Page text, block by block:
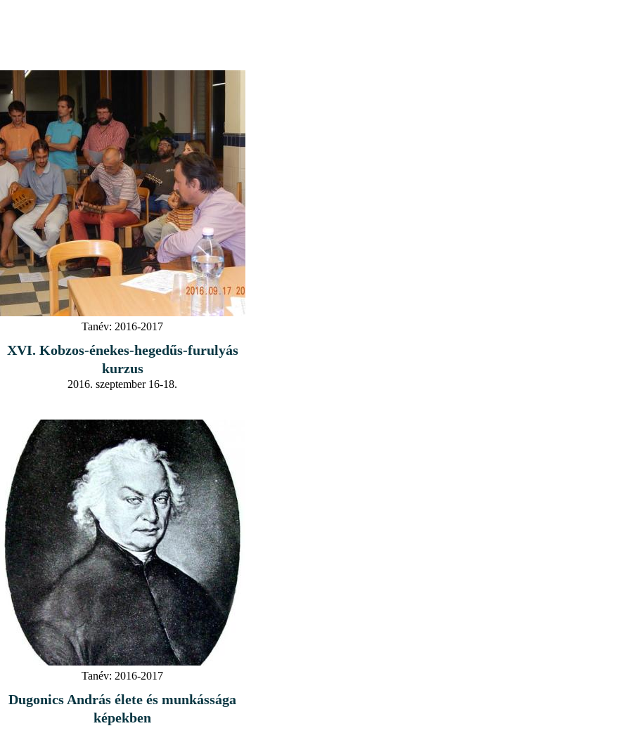
Tanév: 2016-2017
XVI. Kobzos-énekes-hegedűs-furulyás
kurzus
2016. szeptember 16-18.
Tanév: 2016-2017
Dugonics András élete és munkássága
képekben